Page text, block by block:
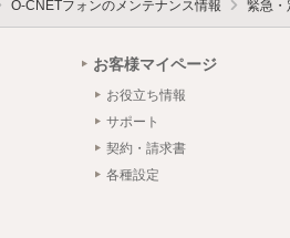
O-CNETフォンのメンテナンス情報 緊急・
お客様マイページ
お役立ち情報
サポート
契約・請求書
各種設定